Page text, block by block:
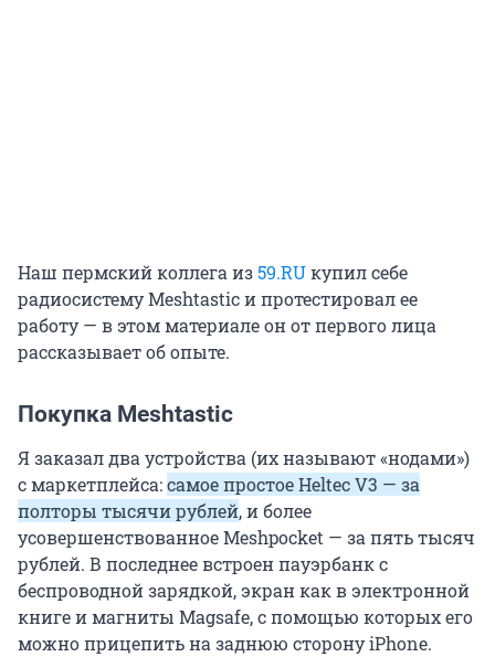
Наш пермский коллега из59.RUкупил себе
радиосистему Meshtastic и протестировал ее
работу — в этом материале он от первого лица
рассказывает об опыте.
Покупка Meshtastic
Я заказал два устройства (их называют «нодами»)
с маркетплейса:самое простое Heltec V3 — за
полторы тысячи рублей, и более
усовершенствованное Meshpocket — за пять тысяч
рублей. В последнее встроен пауэрбанк с
беспроводной зарядкой, экран как в электронной
книге и магниты Magsafe, с помощью которых его
можно прицепить на заднюю сторону iPhone.